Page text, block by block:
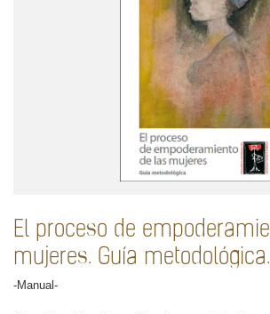
El proceso de
mujeres. Guía metodológica.
-Manual-